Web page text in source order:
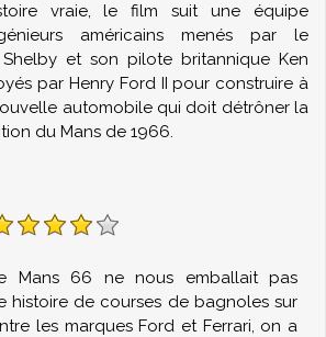
vraie, le film suit une équipe
américains menés par le
et son pilote britannique Ken
par Henry Ford II pour construire à
automobile qui doit détrôner la
du Mans de 1966.
Mans 66 ne nous emballait pas
histoire de courses de bagnoles sur
les marques Ford et Ferrari, on a